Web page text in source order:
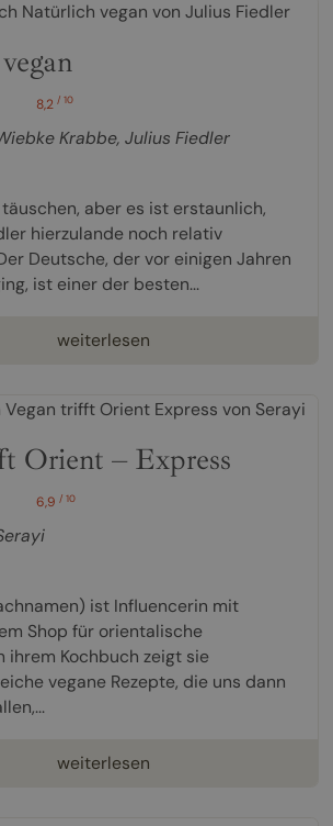
8,2/ 10
Krabbe, Julius Fiedler
aber es ist erstaunlich,
hierzulande noch relativ
Deutsche, der vor einigen Jahren
ist einer der besten...
weiterlesen
Orient – Express
6,9/ 10
ist Influencerin mit
Shop für orientalische
ihrem Kochbuch zeigt sie
vegane Rezepte, die uns dann
weiterlesen